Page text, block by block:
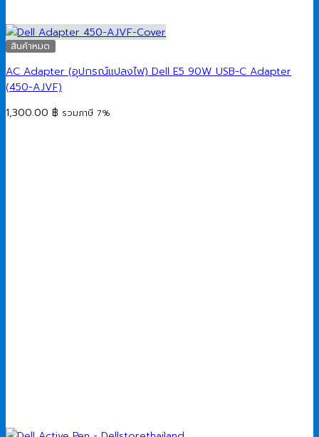
สินค้าหมด
AC Adapter (อุปกรณ์แปลงไฟ) Dell E5 90W USB-C Adapter
(450-AJVF)
1,300.00 ฿ รวมภาษี 7%